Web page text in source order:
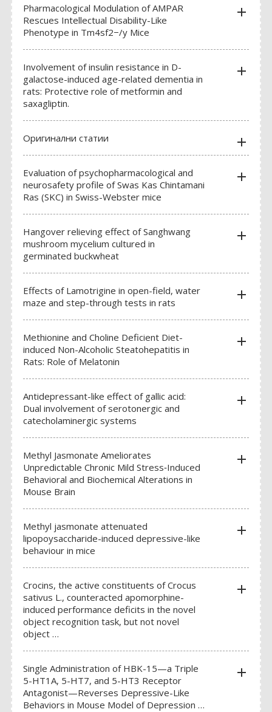
HOUSSES ET SACS
CANULES DE GAVAGE
POMPES POUSSE-SERINGUES & POMPES PÉRISTALTIQUES
PRÉLEVEMENTS SANGUIN
Dissociateurs pour suspension unicellulaire
Produits de séparation de cellules
Incubateurs de C02
HISTOLOGIE ET PATHOLOGIE
CAPTEURS POUR BAINS D’ORGANE
AMPLIFICATEURS ET STIMULATEURS POUR BAINS D’ORGANE
UNITÉ D’ACQUISITION DE SIGNAUX
BILAN NEUROLOGIQUE
Pharmacological Modulation of AMPAR
Rescues Intellectual Disability-Like
Phenotype in Tm4sf2−/y Mice
add
Involvement of insulin resistance in D-
galactose-induced age-related dementia in
rats: Protective role of metformin and
saxagliptin.
add
Оригинални статии add
Evaluation of psychopharmacological and
neurosafety profile of Swas Kas Chintamani
Ras (SKC) in Swiss-Webster mice
add
Hangover relieving effect of Sanghwang
mushroom mycelium cultured in
germinated buckwheat
add
Effects of Lamotrigine in open-field, water
maze and step-through tests in rats
add
Methionine and Choline Deficient Diet-
induced Non-Alcoholic Steatohepatitis in
Rats: Role of Melatonin
add
Antidepressant-like effect of gallic acid:
Dual involvement of serotonergic and
catecholaminergic systems
add
Methyl Jasmonate Ameliorates
Unpredictable Chronic Mild Stress‐Induced
Behavioral and Biochemical Alterations in
Mouse Brain
add
Methyl jasmonate attenuated
lipopoysaccharide-induced depressive-like
behaviour in mice
add
Crocins, the active constituents of Crocus
sativus L., counteracted apomorphine-
induced performance deficits in the novel
object recognition task, but not novel
object …
add
Single Administration of HBK-15—a Triple
5-HT1A, 5-HT7, and 5-HT3 Receptor
Antagonist—Reverses Depressive-Like
Behaviors in Mouse Model of Depression …
add